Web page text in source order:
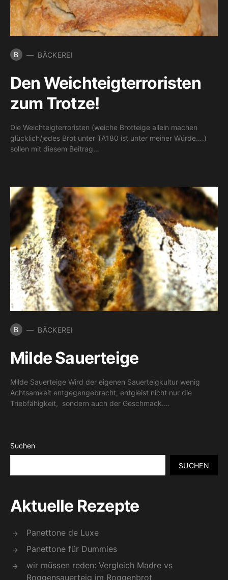
B BÄCKEREI
Den Weichteigterroristen
zum Trotze!
Die Weichteigterroristen (weiche Brotteige allein machen
glücklich/jedes Brot unter TA180 ist unter meiner Würde….)
sollen mit diesem Beitrag…
B BÄCKEREI
Milde Sauerteige
Milde Sauerteige Wird der eigenen Sauerteigkultur wenig
Achtsamkeit entgegengebracht, entgleist nicht nur die
Triebfähigkeit, sondern auch der Geschmack.…
Suchen
SUCHEN
Aktuelle Rezepte
Panettone de Luxe
Panettone für Dummies
wir müssen reden: Vergleich Madre vs
Roggensauerteig im Roggenbrot